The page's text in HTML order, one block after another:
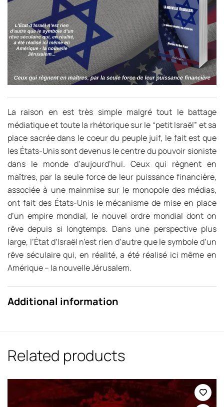
La raison en est très simple malgré tout le battage
médiatique et toute la rhétorique sur le “petit Israël” et sa
place sacrée dans le coeur du peuple juif, le fait est que
les États-Unis sont devenus le centre du pouvoir sioniste
dans le monde d’aujourd’hui. Ceux qui règnent en
maîtres, par la seule force de leur puissance financière,
associée à une mainmise sur le monopole des médias,
ont fait des États-Unis le mécanisme de mise en place
d’un empire mondial, le nouvel ordre mondial dont on
rêve depuis si longtemps. Dans une perspective plus
large, l’État d’Israël n’est rien d’autre que le symbole d’un
rêve séculaire qui, en réalité, a été réalisé ici même en
Amérique – la nouvelle Jérusalem.
Additional information
Related products